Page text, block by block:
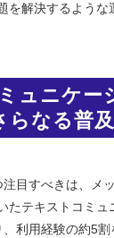
を解決するよう
らなる普
注目すべきは、メ
たテキストコミ
利用経験の約5割